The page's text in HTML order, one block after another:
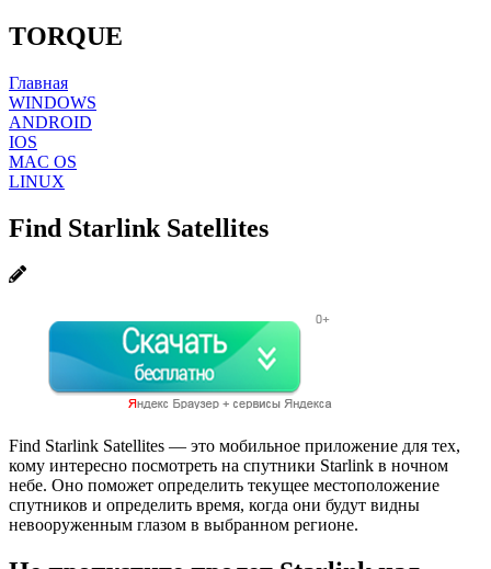
TORQUE
Главная
WINDOWS
ANDROID
IOS
MAC OS
LINUX
Find Starlink Satellites
Find Starlink Satellites — это мобильное приложение для тех,
кому интересно посмотреть на спутники Starlink в ночном
небе. Оно поможет определить текущее местоположение
спутников и определить время, когда они будут видны
невооруженным глазом в выбранном регионе.